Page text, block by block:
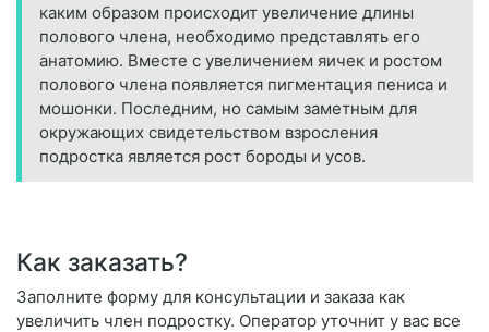
каким образом происходит увеличение длины
полового члена, необходимо представлять его
анатомию. Вместе с увеличением яичек и ростом
полового члена появляется пигментация пениса и
мошонки. Последним, но самым заметным для
окружающих свидетельством взросления
подростка является рост бороды и усов.
Как заказать?
Заполните форму для консультации и заказа как
увеличить член подростку. Оператор уточнит у вас все